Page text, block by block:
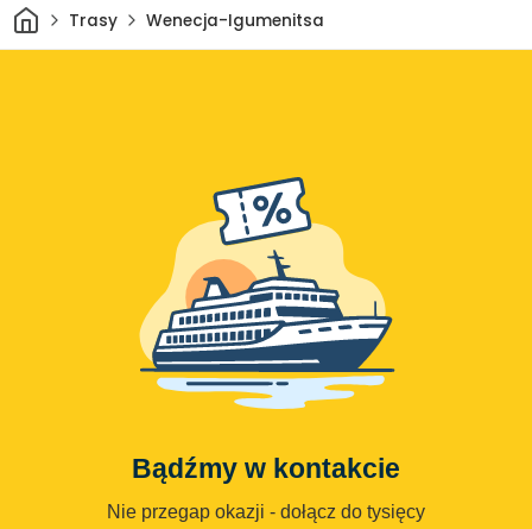
DomTrasy Wenecja-Igumenitsa
Bądźmy w kontakcie
Nie przegap okazji - dołącz do tysięcy